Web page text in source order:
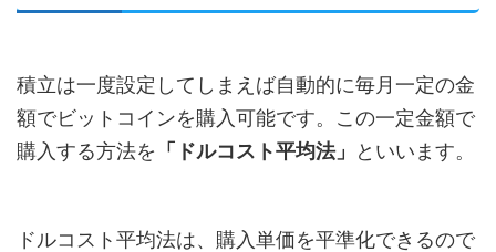
積立は一度設定してしまえば自動的に毎月一定の金
額でビットコインを購入可能です。この一定金額で
購入する方法を 「ドルコスト平均法」 といいます。
ドルコスト平均法は、購入単価を平準化できるので